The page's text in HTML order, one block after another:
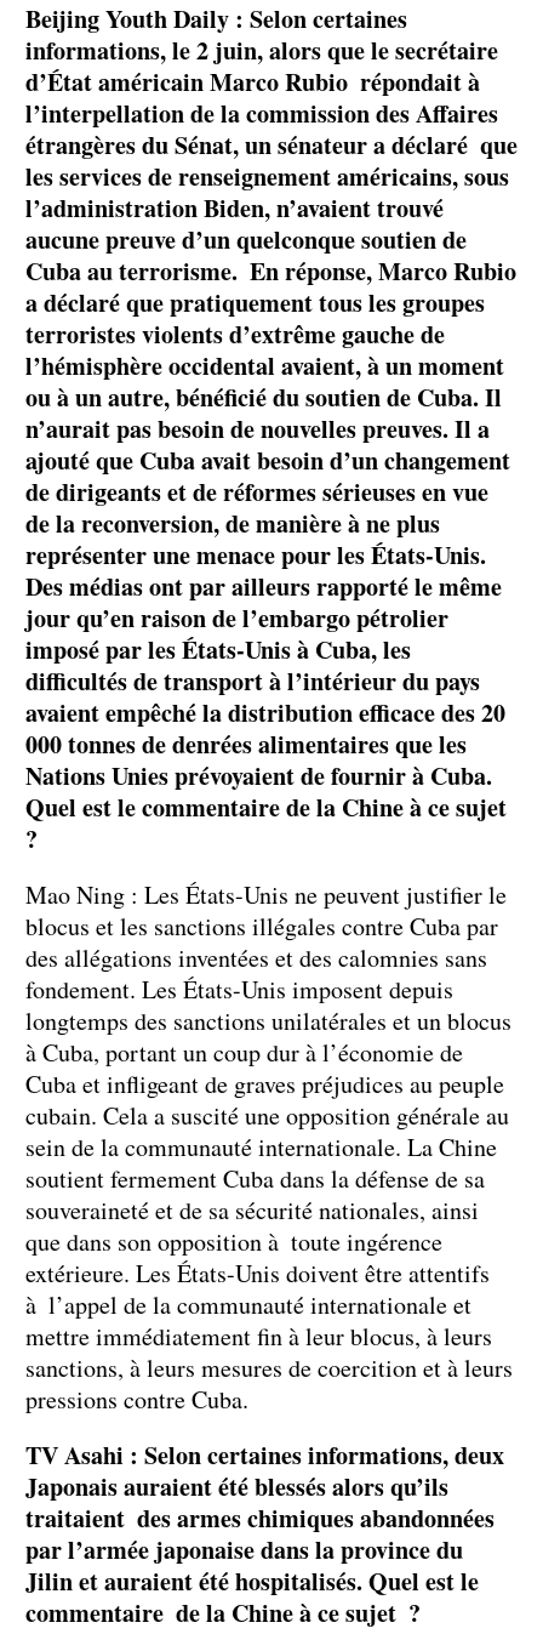
Beijing Youth Daily : Selon certaines
informations, le 2 juin, alors que le secrétaire
d’État américain Marco Rubio répondait à
l’interpellation de la commission des Affaires
étrangères du Sénat, un sénateur a déclaré que
les services de renseignement américains, sous
l’administration Biden, n’avaient trouvé
aucune preuve d’un quelconque soutien de
Cuba au terrorisme. En réponse, Marco Rubio
a déclaré que pratiquement tous les groupes
terroristes violents d’extrême gauche de
l’hémisphère occidental avaient, à un moment
ou à un autre, bénéficié du soutien de Cuba. Il
n’aurait pas besoin de nouvelles preuves. Il a
ajouté que Cuba avait besoin d’un changement
de dirigeants et de réformes sérieuses en vue
de la reconversion, de manière à ne plus
représenter une menace pour les États-Unis.
Des médias ont par ailleurs rapporté le même
jour qu’en raison de l’embargo pétrolier
imposé par les États-Unis à Cuba, les
difficultés de transport à l’intérieur du pays
avaient empêché la distribution efficace des 20
000 tonnes de denrées alimentaires que les
Nations Unies prévoyaient de fournir à Cuba.
Quel est le commentaire de la Chine à ce sujet
?
Mao Ning : Les États-Unis ne peuvent justifier le
blocus et les sanctions illégales contre Cuba par
des allégations inventées et des calomnies sans
fondement. Les États-Unis imposent depuis
longtemps des sanctions unilatérales et un blocus
à Cuba, portant un coup dur à l’économie de
Cuba et infligeant de graves préjudices au peuple
cubain. Cela a suscité une opposition générale au
sein de la communauté internationale. La Chine
soutient fermement Cuba dans la défense de sa
souveraineté et de sa sécurité nationales, ainsi
que dans son opposition à toute ingérence
extérieure. Les États-Unis doivent être attentifs
à l’appel de la communauté internationale et
mettre immédiatement fin à leur blocus, à leurs
sanctions, à leurs mesures de coercition et à leurs
pressions contre Cuba.
TV Asahi : Selon certaines informations, deux
Japonais auraient été blessés alors qu’ils
traitaient des armes chimiques abandonnées
par l’armée japonaise dans la province du
Jilin et auraient été hospitalisés. Quel est le
commentaire de la Chine à ce sujet ?